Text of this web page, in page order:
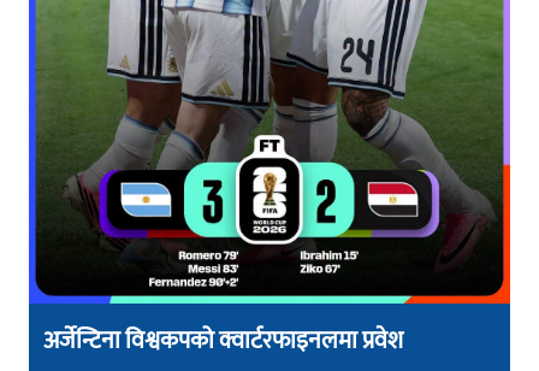
अर्जेन्टिना विश्वकपको क्वार्टरफाइनलमा प्रवेश